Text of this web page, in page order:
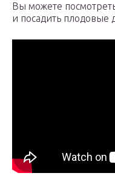
Вы можете
и посадить плодовые